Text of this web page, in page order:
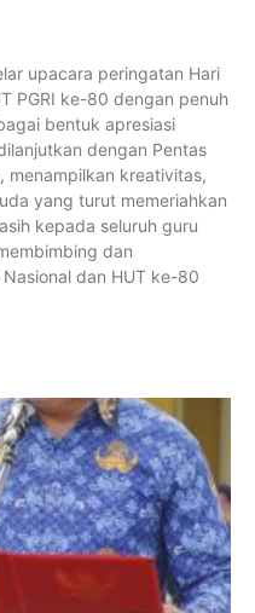
upacara peringatan Hari
PGRI ke-80 dengan penuh
bentuk apresiasi
dengan Pentas
menampilkan kreativitas,
yang turut memeriahkan
kepada seluruh guru
dan
dan HUT ke-80